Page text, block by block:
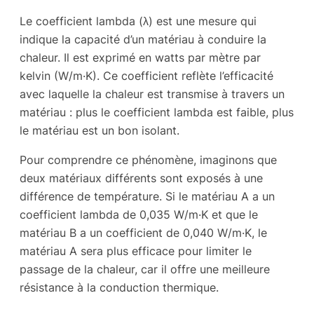
Le coefficient lambda (λ) est une mesure qui
indique la capacité d’un matériau à conduire la
chaleur. Il est exprimé en watts par mètre par
kelvin (W/m·K). Ce coefficient reflète l’efficacité
avec laquelle la chaleur est transmise à travers un
matériau : plus le coefficient lambda est faible, plus
le matériau est un bon isolant.
Pour comprendre ce phénomène, imaginons que
deux matériaux différents sont exposés à une
différence de température. Si le matériau A a un
coefficient lambda de 0,035 W/m·K et que le
matériau B a un coefficient de 0,040 W/m·K, le
matériau A sera plus efficace pour limiter le
passage de la chaleur, car il offre une meilleure
résistance à la conduction thermique.